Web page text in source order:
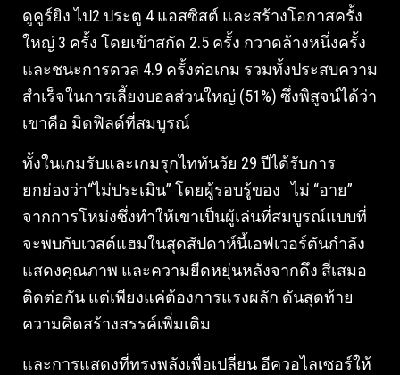
ดูคูร์ยิง ไป2 ประตู 4 แอสซิสต์ และสร้างโอกาสครั้ง
ใหญ่ 3 ครั้ง โดยเข้าสกัด 2.5 ครั้ง กวาดล้างหนึ่งครั้ง
และชนะการดวล 4.9 ครั้งต่อเกม รวมทั้งประสบความ
สำเร็จในการเลี้ยงบอลส่วนใหญ่ (51%) ซึ่งพิสูจน์ได้ว่า
เขาคือ มิดฟิลด์ที่สมบูรณ์
ทั้งในเกมรับและเกมรุกไททันวัย 29 ปีได้รับการ
ยกย่องว่า“ไม่ประเมิน” โดยผู้รอบรู้ของ ไม่ “อาย”
จากการโหม่งซึ่งทำให้เขาเป็นผู้เล่นที่สมบูรณ์แบบที่
จะพบกับเวสต์แฮมในสุดสัปดาห์นี้เอฟเวอร์ตันกำลัง
แสดงคุณภาพ และความยืดหยุ่นหลังจากดึง สี่เสมอ
ติดต่อกัน แต่เพียงแค่ต้องการแรงผลัก ดันสุดท้าย
ความคิดสร้างสรรค์เพิ่มเติม
และการแสดงที่ทรงพลังเพื่อเปลี่ยน อีควอไลเซอร์ให้